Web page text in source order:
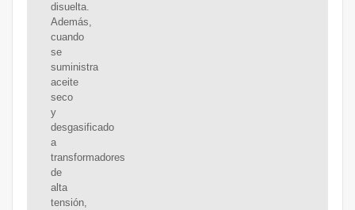
disuelta.
Además,
cuando
se
suministra
aceite
seco
y
desgasificado
a
transformadores
de
alta
tensión,